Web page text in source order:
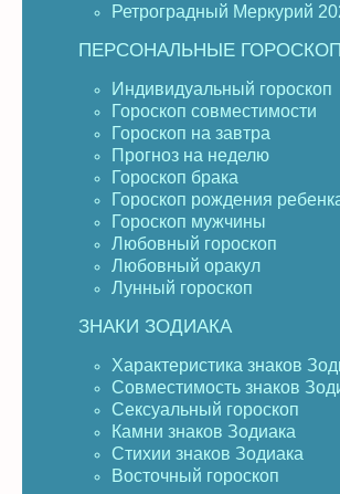
Ретроградный Меркурий
ПЕРСОНАЛЬНЫЕ
Индивидуальный гороскоп
Гороскоп совместимости
Гороскоп на завтра
Прогноз на неделю
Гороскоп брака
Гороскоп рождения
Гороскоп мужчины
Любовный гороскоп
Любовный оракул
Лунный гороскоп
ЗНАКИ ЗОДИАКА
Характеристика знаков
Совместимость знаков
Сексуальный гороскоп
Камни знаков Зодиака
Стихии знаков Зодиака
Восточный гороскоп